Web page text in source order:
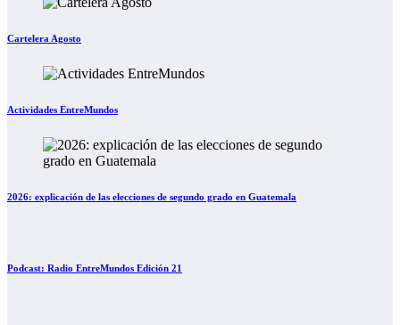
Cartelera Agosto
Actividades EntreMundos
2026: explicación de las elecciones de segundo grado en Guatemala
Podcast: Radio EntreMundos Edición 21